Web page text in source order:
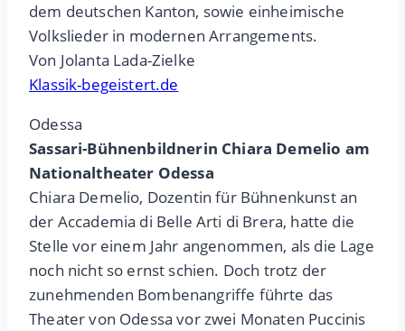
dem deutschen Kanton, sowie einheimische
Volkslieder in modernen Arrangements.
Von Jolanta Lada-Zielke
Klassik-begeistert.de
Odessa
Sassari-Bühnenbildnerin Chiara Demelio am
Nationaltheater Odessa
Chiara Demelio, Dozentin für Bühnenkunst an
der Accademia di Belle Arti di Brera, hatte die
Stelle vor einem Jahr angenommen, als die Lage
noch nicht so ernst schien. Doch trotz der
zunehmenden Bombenangriffe führte das
Theater von Odessa vor zwei Monaten Puccinis